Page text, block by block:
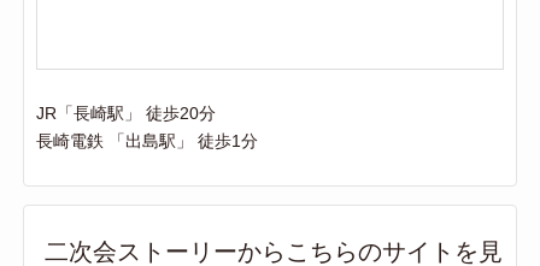
JR「長崎駅」 徒歩20分
長崎電鉄 「出島駅」 徒歩1分
二次会ストーリーからこちらのサイトを見